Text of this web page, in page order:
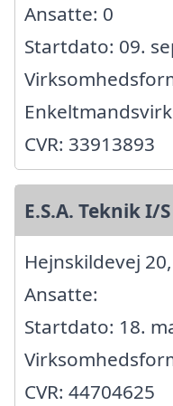
Ansatte: 0
Startdato: 09.
CVR: 33913893
E.S.A. Teknik I/S
Hejnskildevej
Ansatte:
Startdato: 18.
CVR: 44704625